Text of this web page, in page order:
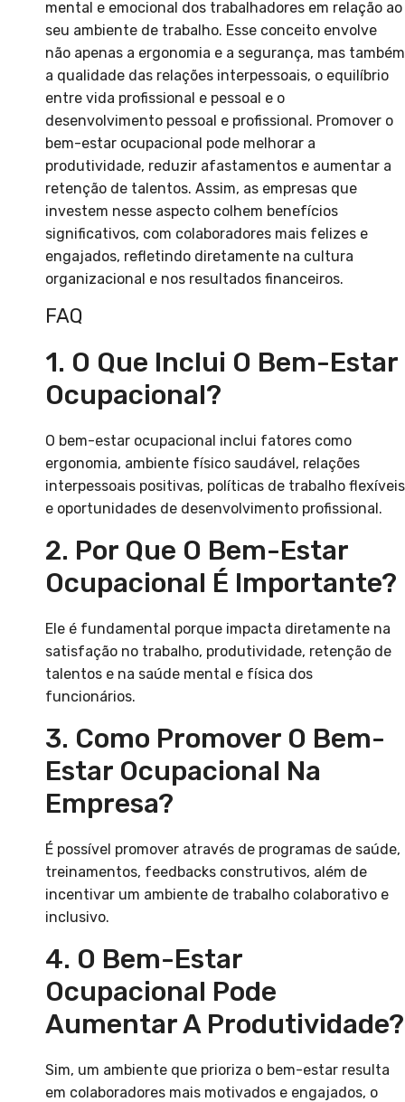
mental e emocional dos trabalhadores em relação ao
seu ambiente de trabalho. Esse conceito envolve
não apenas a ergonomia e a segurança, mas também
a qualidade das relações interpessoais, o equilíbrio
entre vida profissional e pessoal e o
desenvolvimento pessoal e profissional. Promover o
bem-estar ocupacional pode melhorar a
produtividade, reduzir afastamentos e aumentar a
retenção de talentos. Assim, as empresas que
investem nesse aspecto colhem benefícios
significativos, com colaboradores mais felizes e
engajados, refletindo diretamente na cultura
organizacional e nos resultados financeiros.
FAQ
1. O Que Inclui O Bem-Estar
Ocupacional?
O bem-estar ocupacional inclui fatores como
ergonomia, ambiente físico saudável, relações
interpessoais positivas, políticas de trabalho flexíveis
e oportunidades de desenvolvimento profissional.
2. Por Que O Bem-Estar
Ocupacional É Importante?
Ele é fundamental porque impacta diretamente na
satisfação no trabalho, produtividade, retenção de
talentos e na saúde mental e física dos
funcionários.
3. Como Promover O Bem-
Estar Ocupacional Na
Empresa?
É possível promover através de programas de saúde,
treinamentos, feedbacks construtivos, além de
incentivar um ambiente de trabalho colaborativo e
inclusivo.
4. O Bem-Estar
Ocupacional Pode
Aumentar A Produtividade?
Sim, um ambiente que prioriza o bem-estar resulta
em colaboradores mais motivados e engajados, o